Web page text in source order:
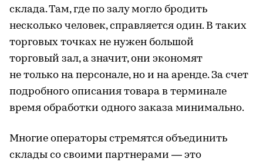
склада. Там, где по залу могло бродить
несколько человек, справляется один. В таких
торговых точках не нужен большой
торговый зал, а значит, они экономят
не только на персонале, но и на аренде. За счет
подробного описания товара в терминале
время обработки одного заказа минимально.
Многие операторы стремятся объединить
склады со своими партнерами — это